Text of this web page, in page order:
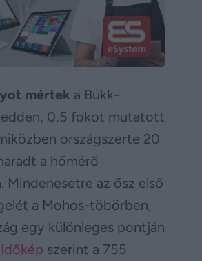
mértek a Bükk-
0,5 fokot mutatott
országszerte 20
a hőmérő
Mindenesetre az ősz első
a Mohos-töbörben,
egy különleges pontján
Időkép szerint a 755